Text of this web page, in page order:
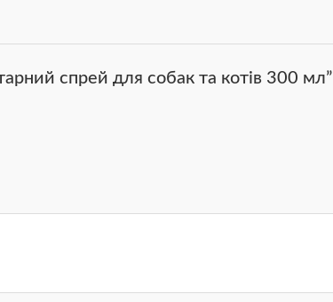
спрей для собак та котів 300 мл”